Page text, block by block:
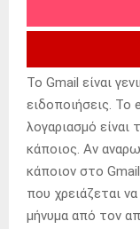
Το Gmail είναι
ειδοποιήσεις. Το
λογαριασμό είναι
κάποιος. Αν
κάποιον στο
που χρειάζεται
μήνυμα από τον